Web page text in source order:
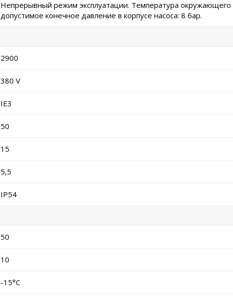
Непрерывный режим эксплуатации. Температура окружающего
допустимое конечное давление в корпусе насоса: 8 бар.
2900
380 V
IE3
50
15
5,5
IP54
50
10
-15°C